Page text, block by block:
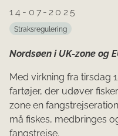
14-07-2025
Straksregulering
Nordsøen i UK-zone og
Med virkning fra tirsdag
fartøjer, der udøver
zone en
må fiskes, medbringes
fangstrejse.